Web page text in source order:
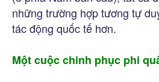
những trường hợp tương tự
tác động quốc tế hơn.
Một cuộc chinh phục phi